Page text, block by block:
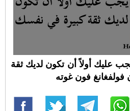
عليك أولاً أن تكون لديك ثقة
فون غوته